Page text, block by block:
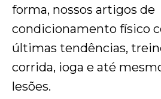
forma, nossos artigos de
condicionamento físico
últimas tendências,
corrida, ioga e até
lesões.